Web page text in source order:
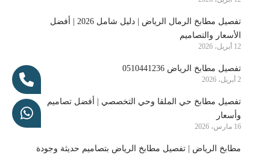
تفصيل مطابخ الرمال الرياض | دليل شامل 2026 | أفضل
الأسعار والتصاميم
12 أبريل، 2026
تفصيل مطابخ الرياض 0510441236
2 أبريل، 2026
تفصيل مطابخ حي الملقا وحي التخصصي | أفضل تصاميم
وأسعار
16 مارس، 2026
مطابخ الرياض | تفصيل مطابخ الرياض بتصاميم حديثة وجودة